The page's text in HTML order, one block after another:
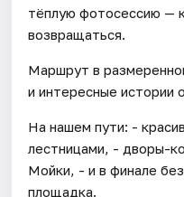
тёплую фотосессию —
возвращаться.
Маршрут в
и интересные истории
На нашем пути: -
лестницами, - дворы-
Мойки, - и в финале
площадка.